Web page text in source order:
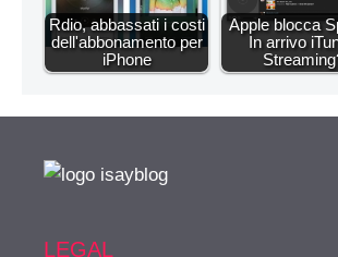
Rdio, abbassati i costi
dell'abbonamento per
iPhone
Apple blocca
In arrivo
LEGAL